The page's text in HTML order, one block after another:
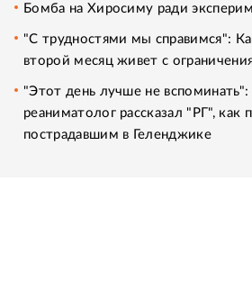
Бомба на Хиросиму ради
"С трудностями мы справимся":
второй месяц живет с
"Этот день лучше не вспоминать":
реаниматолог рассказал "РГ", как
пострадавшим в Геленджике